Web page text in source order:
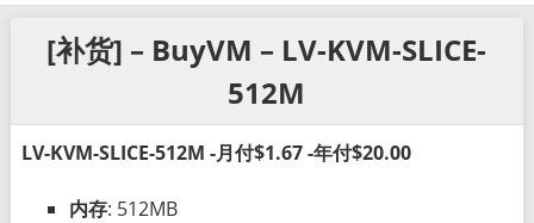
[补货] – BuyVM – LV-KVM-SLICE-
512M
LV-KVM-SLICE-512M -月付$1.67 -年付$20.00
内存: 512MB